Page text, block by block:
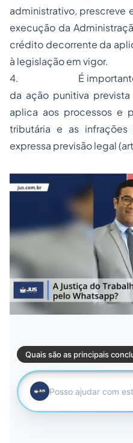
administrativo, prescreve
execução da
crédito decorrente da
à legislação em vigor.
4. É
da ação punitiva
aplica aos processos e
tributária e as
expressa previsão legal